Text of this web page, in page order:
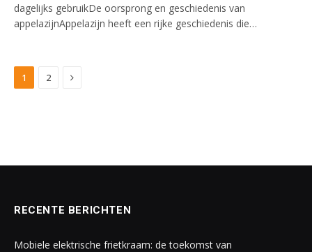
dagelijks gebruikDe oorsprong en geschiedenis van
appelazijnAppelazijn heeft een rijke geschiedenis die…
1 2 Next
RECENTE BERICHTEN
Mobiele elektrische frietkraam: de toekomst van